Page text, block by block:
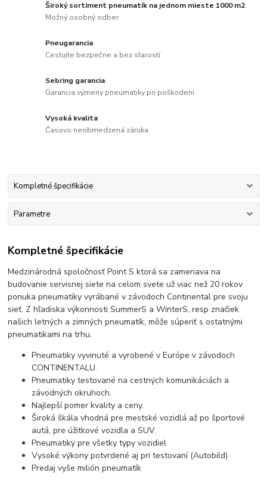
Široký sortiment pneumatík na jednom mieste 1000 m2
Možný osobný odber
Pneugarancia
Cestujte bezpečne a bez starostí
Sebring garancia
Garancia výmeny pneumatiky pri poškodení
Vysoká kvalita
Časovo neobmedzená záruka
Kompletné špecifikácie
Parametre
Kompletné špecifikácie
Medzinárodná spoločnosť Point S ktorá sa zameriava na
budovanie servisnej siete na celom svete už viac než 20 rokov
ponuka pneumatiky vyrábané v závodoch Continental pre svoju
sieť. Z hľadiska výkonnosti SummerS a WinterS, resp značiek
našich letných a zimných pneumatík, môže súperiť s ostatnými
pneumatikami na trhu.
Pneumatiky vyvinuté a vyrobené v Európe v závodoch
CONTINENTALU.
Pneumatiky testované na cestných komunikáciách a
závodných okruhoch.
Najlepší pomer kvality a ceny.
Široká škála vhodná pre mestské vozidlá až po športové
autá, pre úžitkové vozidla a SUV.
Pneumatiky pre všetky typy vozidiel
Vysoké výkony potvrdené aj pri testovaní (Autobild)
Predaj vyše milión pneumatík